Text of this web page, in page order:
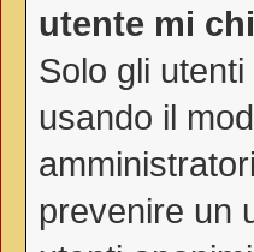
utente mi
Solo gli
usando il
prevenire un